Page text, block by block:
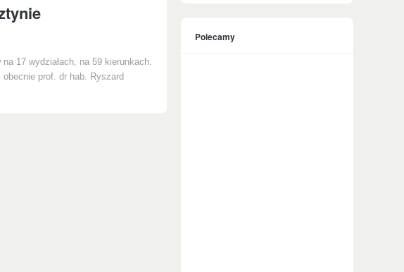
17 wydziałach, na 59 kierunkach.
prof. dr hab. Ryszard
Polecamy